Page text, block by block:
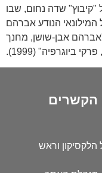
של "קיבוץ" שדה נחום, שבו
המילונאי הנודע אברהם
אבן-שושן, מחנך
ביוגרפיה" (1999).
הקשרים
הלקסיקון וראש